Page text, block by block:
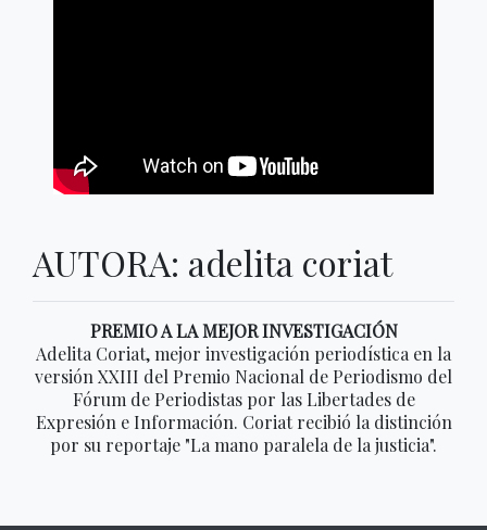
AUTORA: adelita coriat
PREMIO A LA MEJOR INVESTIGACIÓN
Adelita Coriat, mejor investigación periodística en la
versión XXIII del Premio Nacional de Periodismo del
Fórum de Periodistas por las Libertades de
Expresión e Información. Coriat recibió la distinción
por su reportaje "La mano paralela de la justicia".